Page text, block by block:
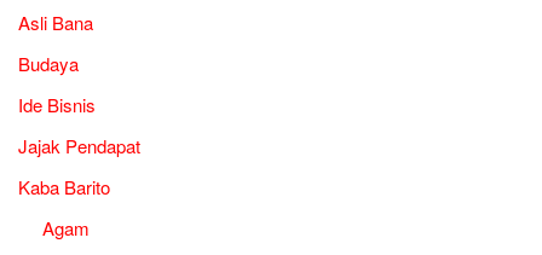
Asli Bana
Budaya
Ide Bisnis
Jajak Pendapat
Kaba Barito
Agam